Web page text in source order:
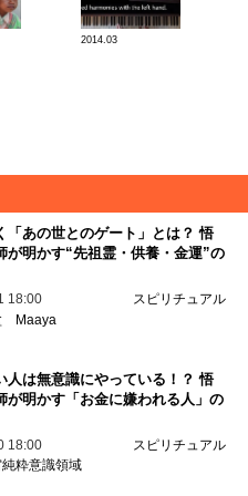
2014.03
「あの世とのゲート」とは？ 悟
が明かす“先祖霊・供養・金運”の
18:00
スピリチュアル
Maaya
人は無意識にやっている！？ 悟
が明かす「お金に嫌われる人」の
18:00
スピリチュアル
純粋意識領域